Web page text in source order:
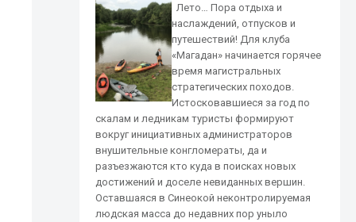
Лето… Пора отдыха и
наслаждений, отпусков и
путешествий! Для клуба
«Магадан» начинается горячее
время магистральных
стратегических походов.
Истосковавшиеся за год по
скалам и ледникам туристы формируют
вокруг инициативных администраторов
внушительные конгломераты, да и
разъезжаются кто куда в поисках новых
достижений и доселе невиданных вершин.
Оставшаяся в Синеокой неконтролируемая
людская масса до недавних пор уныло